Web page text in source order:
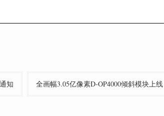
知 全画幅3.05亿像素D-OP4000倾斜模块上线